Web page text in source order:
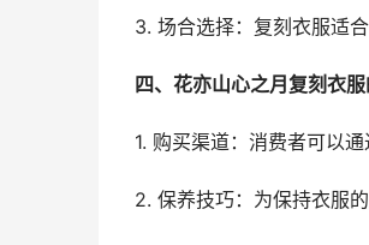
3. 场合选择：复刻衣服适
四、花亦山心之月复刻衣
1. 购买渠道：消费者可以
2. 保养技巧：为保持衣服